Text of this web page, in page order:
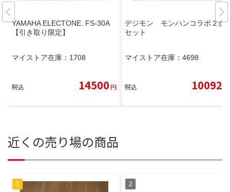
YAMAHA ELECTONE. FS-30A
【引き取り限定】
マイストア在庫： 1708
税込 14500円
デジモン モンハンコラボ２点
セット
マイストア在庫： 4698
税込 10092
近くの売り場の商品